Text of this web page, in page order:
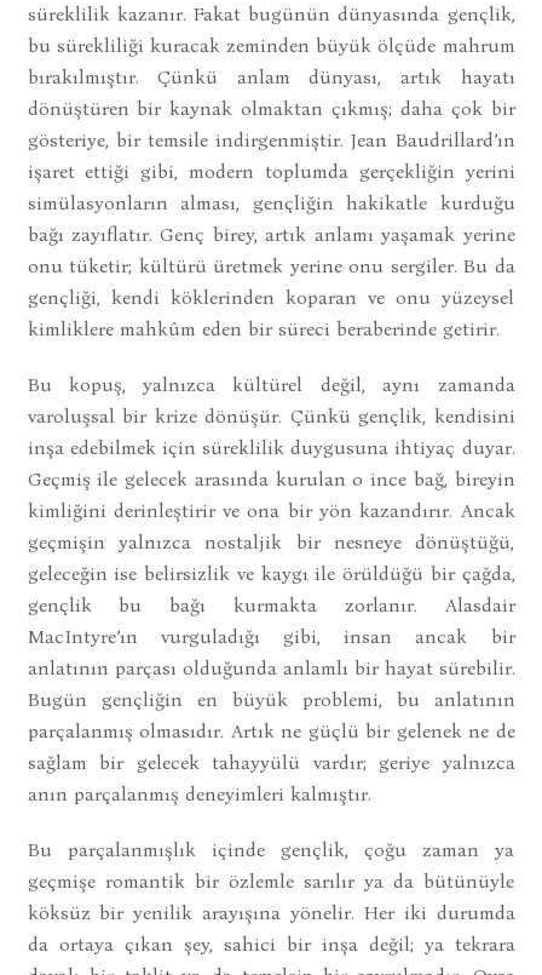
süreklilik kazanır. Fakat bugünün dünyasında gençlik,
bu sürekliliği kuracak zeminden büyük ölçüde mahrum
bırakılmıştır. Çünkü anlam dünyası, artık hayatı
dönüştüren bir kaynak olmaktan çıkmış; daha çok bir
gösteriye, bir temsile indirgenmiştir. Jean Baudrillard’ın
işaret ettiği gibi, modern toplumda gerçekliğin yerini
simülasyonların alması, gençliğin hakikatle kurduğu
bağı zayıflatır. Genç birey, artık anlamı yaşamak yerine
onu tüketir; kültürü üretmek yerine onu sergiler. Bu da
gençliği, kendi köklerinden koparan ve onu yüzeysel
kimliklere mahkûm eden bir süreci beraberinde getirir.
Bu kopuş, yalnızca kültürel değil, aynı zamanda
varoluşsal bir krize dönüşür. Çünkü gençlik, kendisini
inşa edebilmek için süreklilik duygusuna ihtiyaç duyar.
Geçmiş ile gelecek arasında kurulan o ince bağ, bireyin
kimliğini derinleştirir ve ona bir yön kazandırır. Ancak
geçmişin yalnızca nostaljik bir nesneye dönüştüğü,
geleceğin ise belirsizlik ve kaygı ile örüldüğü bir çağda,
gençlik bu bağı kurmakta zorlanır. Alasdair
MacIntyre’ın vurguladığı gibi, insan ancak bir
anlatının parçası olduğunda anlamlı bir hayat sürebilir.
Bugün gençliğin en büyük problemi, bu anlatının
parçalanmış olmasıdır. Artık ne güçlü bir gelenek ne de
sağlam bir gelecek tahayyülü vardır; geriye yalnızca
anın parçalanmış deneyimleri kalmıştır.
Bu parçalanmışlık içinde gençlik, çoğu zaman ya
geçmişe romantik bir özlemle sarılır ya da bütünüyle
köksüz bir yenilik arayışına yönelir. Her iki durumda
da ortaya çıkan şey, sahici bir inşa değil; ya tekrara